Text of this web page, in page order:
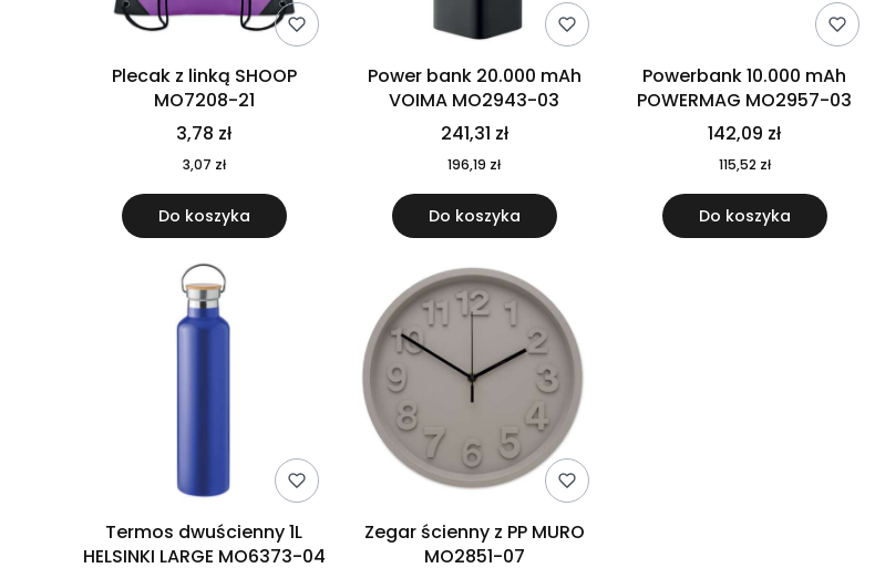
Plecak z linką SHOOP
MO7208-21
3,78 zł
3,07 zł
Do koszyka
Power bank 20.000 mAh
VOIMA MO2943-03
241,31 zł
196,19 zł
Do koszyka
Powerbank 10.000 mAh
POWERMAG MO2957-03
142,09 zł
115,52 zł
Do koszyka
Termos dwuścienny 1L
HELSINKI LARGE MO6373-04
Zegar ścienny z PP MURO
MO2851-07